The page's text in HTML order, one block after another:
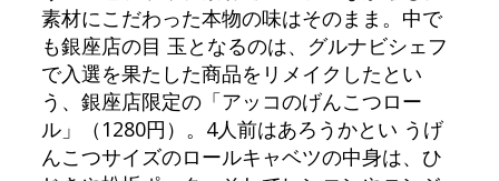
素材にこだわった本物の味はそのまま。中で
も銀座店の目 玉となるのは、グルナビシェフ
で入選を果たした商品をリメイクしたとい
う、銀座店限定の「アッコのげんこつロー
ル」（1280円）。4人前はあろうかとい うげ
んこつサイズのロールキャベツの中身は、ひ